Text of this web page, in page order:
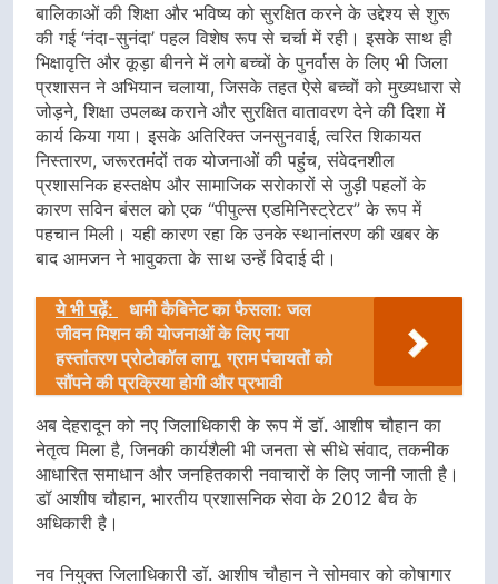
बालिकाओं की शिक्षा और भविष्य को सुरक्षित करने के उद्देश्य से शुरू
की गई ‘नंदा-सुनंदा’ पहल विशेष रूप से चर्चा में रही। इसके साथ ही
भिक्षावृत्ति और कूड़ा बीनने में लगे बच्चों के पुनर्वास के लिए भी जिला
प्रशासन ने अभियान चलाया, जिसके तहत ऐसे बच्चों को मुख्यधारा से
जोड़ने, शिक्षा उपलब्ध कराने और सुरक्षित वातावरण देने की दिशा में
कार्य किया गया। इसके अतिरिक्त जनसुनवाई, त्वरित शिकायत
निस्तारण, जरूरतमंदों तक योजनाओं की पहुंच, संवेदनशील
प्रशासनिक हस्तक्षेप और सामाजिक सरोकारों से जुड़ी पहलों के
कारण सविन बंसल को एक “पीपुल्स एडमिनिस्ट्रेटर” के रूप में
पहचान मिली। यही कारण रहा कि उनके स्थानांतरण की खबर के
बाद आमजन ने भावुकता के साथ उन्हें विदाई दी।
ये भी पढ़ें:
धामी कैबिनेट का फैसला: जल
जीवन मिशन की योजनाओं के लिए नया
हस्तांतरण प्रोटोकॉल लागू, ग्राम पंचायतों को
सौंपने की प्रक्रिया होगी और प्रभावी
अब देहरादून को नए जिलाधिकारी के रूप में डॉ. आशीष चौहान का
नेतृत्व मिला है, जिनकी कार्यशैली भी जनता से सीधे संवाद, तकनीक
आधारित समाधान और जनहितकारी नवाचारों के लिए जानी जाती है।
डॉ आशीष चौहान, भारतीय प्रशासनिक सेवा के 2012 बैच के
अधिकारी है।
नव नियुक्त जिलाधिकारी डॉ. आशीष चौहान ने सोमवार को कोषागार